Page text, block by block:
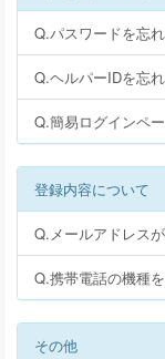
Q.パスワードを忘れ
Q.ヘルパーIDを忘れ
Q.簡易ログインペ
登録内容について
Q.メールアドレスが
Q.携帯電話の機種
その他